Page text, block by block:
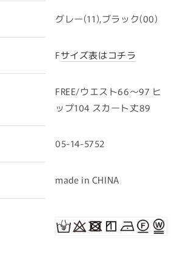
グレー(11),ブラック(00)
Fサイズ表はコチラ
FREE/ウエスト66～97 ヒ
ップ104 スカート丈89
05-14-5752
made in CHINA